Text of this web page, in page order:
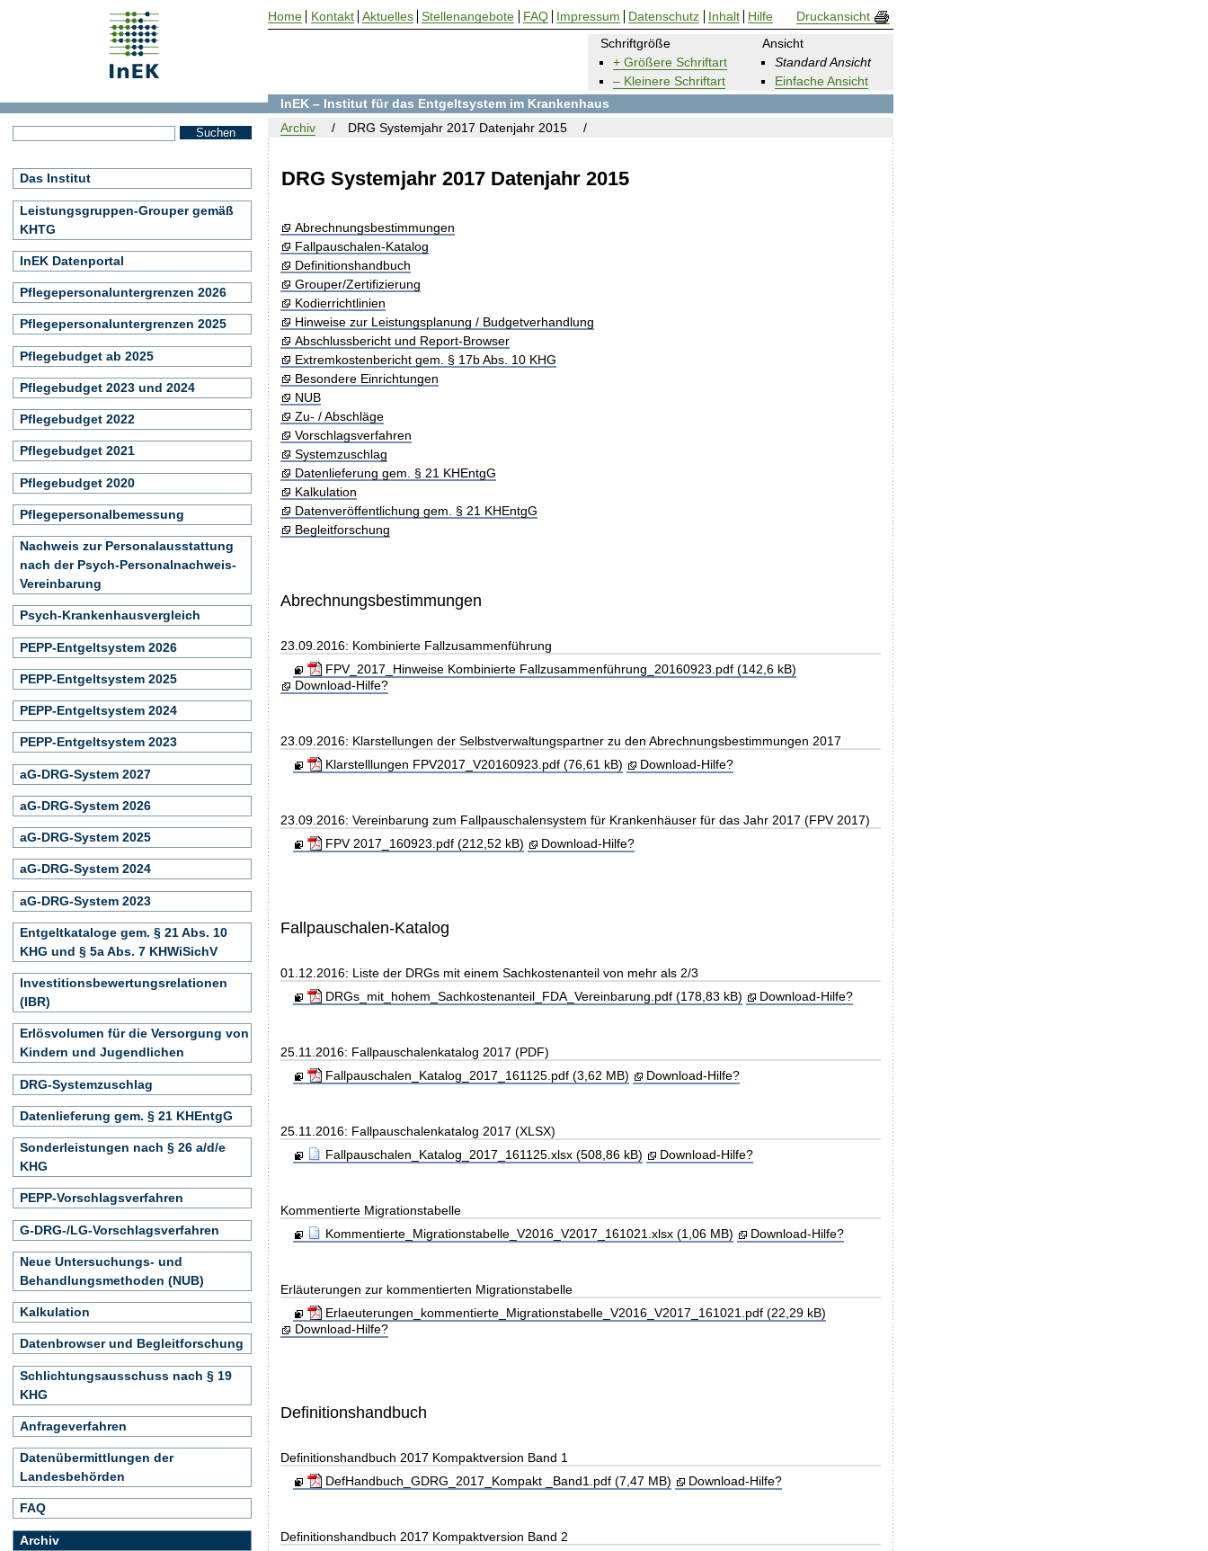
DRG Systemjahr 2017 Datenjahr 2015
Schriftgröße
+ Größere Schriftart
– Kleinere Schriftart
Ansicht
Standard Ansicht
Einfache Ansicht
Abrechnungsbestimmungen
Fallpauschalen-Katalog
Definitionshandbuch
Grouper/Zertifizierung
Kodierrichtlinien
Hinweise zur Leistungsplanung / Budgetverhandlung
Abschlussbericht und Report-Browser
Extremkostenbericht gem. § 17b Abs. 10 KHG
Besondere Einrichtungen
NUB
Zu- / Abschläge
Vorschlagsverfahren
Systemzuschlag
Datenlieferung gem. § 21 KHEntgG
Kalkulation
Datenveröffentlichung gem. § 21 KHEntgG
Begleitforschung
Abrechnungsbestimmungen
23.09.2016: Kombinierte Fallzusammenführung
FPV_2017_Hinweise Kombinierte Fallzusammenführung_20160923.pdf (142,6 kB)
Download-Hilfe?
23.09.2016: Klarstellungen der Selbstverwaltungspartner zu den Abrechnungsbestimmungen 2017
Klarstelllungen FPV2017_V20160923.pdf (76,61 kB)
Download-Hilfe?
23.09.2016: Vereinbarung zum Fallpauschalensystem für Krankenhäuser für das Jahr 2017 (FPV 2017)
FPV 2017_160923.pdf (212,52 kB)
Download-Hilfe?
Fallpauschalen-Katalog
01.12.2016: Liste der DRGs mit einem Sachkostenanteil von mehr als 2/3
DRGs_mit_hohem_Sachkostenanteil_FDA_Vereinbarung.pdf (178,83 kB)
Download-Hilfe?
25.11.2016: Fallpauschalenkatalog 2017 (PDF)
Fallpauschalen_Katalog_2017_161125.pdf (3,62 MB)
Download-Hilfe?
25.11.2016: Fallpauschalenkatalog 2017 (XLSX)
Fallpauschalen_Katalog_2017_161125.xlsx (508,86 kB)
Download-Hilfe?
Kommentierte Migrationstabelle
Kommentierte_Migrationstabelle_V2016_V2017_161021.xlsx (1,06 MB)
Download-Hilfe?
Erläuterungen zur kommentierten Migrationstabelle
Erlaeuterungen_kommentierte_Migrationstabelle_V2016_V2017_161021.pdf (22,29 kB)
Download-Hilfe?
Definitionshandbuch
Definitionshandbuch 2017 Kompaktversion Band 1
DefHandbuch_GDRG_2017_Kompakt _Band1.pdf (7,47 MB)
Download-Hilfe?
Definitionshandbuch 2017 Kompaktversion Band 2
InEK – Institut für das Entgeltsystem im Krankenhaus
Archiv
DRG Systemjahr 2017 Datenjahr 2015
Das Institut
Leistungsgruppen-Grouper gemäß
KHTG
InEK Datenportal
Pflegepersonaluntergrenzen 2026
Pflegepersonaluntergrenzen 2025
Pflegebudget ab 2025
Pflegebudget 2023 und 2024
Pflegebudget 2022
Pflegebudget 2021
Pflegebudget 2020
Pflegepersonalbemessung
Nachweis zur Personalausstattung
nach der Psych-Personalnachweis-
Vereinbarung
Psych-Krankenhausvergleich
PEPP-Entgeltsystem 2026
PEPP-Entgeltsystem 2025
PEPP-Entgeltsystem 2024
PEPP-Entgeltsystem 2023
aG-DRG-System 2027
aG-DRG-System 2026
aG-DRG-System 2025
aG-DRG-System 2024
aG-DRG-System 2023
Entgeltkataloge gem. § 21 Abs. 10
KHG und § 5a Abs. 7 KHWiSichV
Investitionsbewertungsrelationen
(IBR)
Erlösvolumen für die Versorgung von
Kindern und Jugendlichen
DRG-Systemzuschlag
Datenlieferung gem. § 21 KHEntgG
Sonderleistungen nach § 26 a/d/e
KHG
PEPP-Vorschlagsverfahren
G-DRG-/LG-Vorschlagsverfahren
Neue Untersuchungs- und
Behandlungsmethoden (NUB)
Kalkulation
Datenbrowser und Begleitforschung
Schlichtungsausschuss nach § 19
KHG
Anfrageverfahren
Datenübermittlungen der
Landesbehörden
FAQ
Archiv
Home Kontakt Aktuelles Stellenangebote FAQ Impressum Datenschutz Inhalt Hilfe Druckansicht